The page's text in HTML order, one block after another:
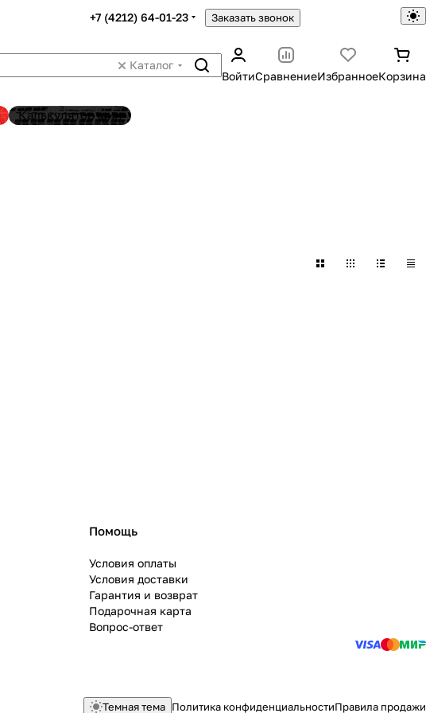
+7 (4212) 64-01-23 Заказать звонок
Каталог
ВойтиСравнениеИзбранноеКорзина
Калькулятор шин
Помощь
Условия оплаты
Условия доставки
Гарантия и возврат
Подарочная карта
Вопрос-ответ
Темная тема Политика конфиденциальностиПравила продажи